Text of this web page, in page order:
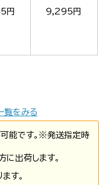
円 9,295円
覧をみる
能です。※発送指定時
出荷します。
す。